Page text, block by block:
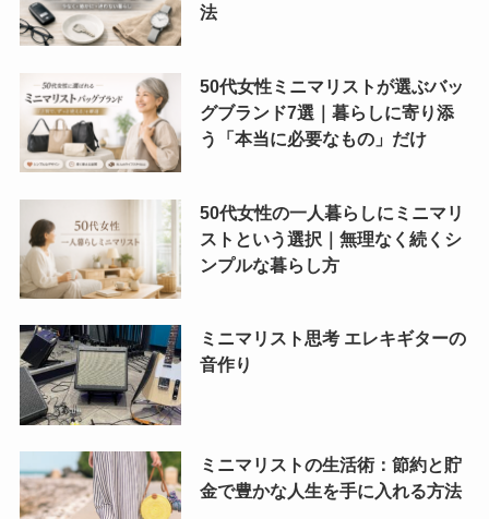
法
50代女性ミニマリストが選ぶバッ
グブランド7選｜暮らしに寄り添
う「本当に必要なもの」だけ
50代女性の一人暮らしにミニマリ
ストという選択｜無理なく続くシ
ンプルな暮らし方
ミニマリスト思考 エレキギターの
音作り
ミニマリストの生活術：節約と貯
金で豊かな人生を手に入れる方法